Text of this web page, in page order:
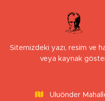
Sitemizdeki yazı, resim ve
veya kaynak
Uluönder